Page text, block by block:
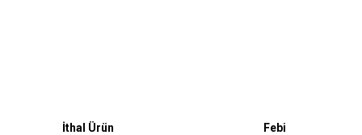
İthal Ürün Febi